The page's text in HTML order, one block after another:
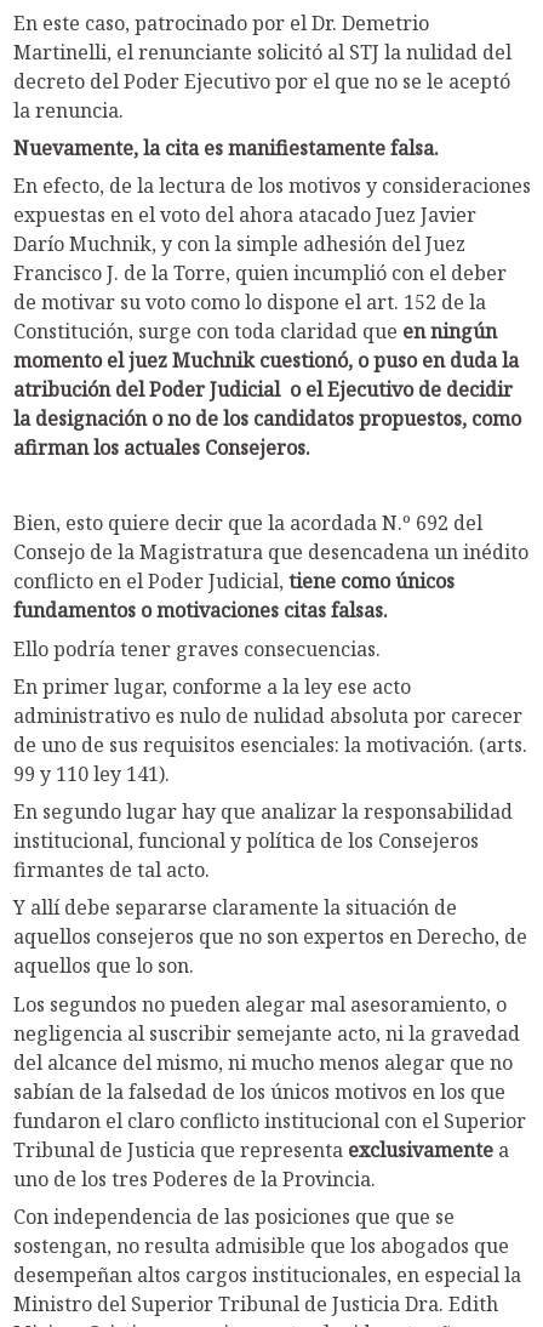
En este caso, patrocinado por el Dr. Demetrio
Martinelli, el renunciante solicitó al STJ la nulidad del
decreto del Poder Ejecutivo por el que no se le aceptó
la renuncia.
Nuevamente, la cita es manifiestamente falsa.
En efecto, de la lectura de los motivos y consideraciones
expuestas en el voto del ahora atacado Juez Javier
Darío Muchnik, y con la simple adhesión del Juez
Francisco J. de la Torre, quien incumplió con el deber
de motivar su voto como lo dispone el art. 152 de la
Constitución, surge con toda claridad que en ningún
momento el juez Muchnik cuestionó, o puso en duda la
atribución del Poder Judicial o el Ejecutivo de decidir
la designación o no de los candidatos propuestos, como
afirman los actuales Consejeros.
Bien, esto quiere decir que la acordada N.º 692 del
Consejo de la Magistratura que desencadena un inédito
conflicto en el Poder Judicial, tiene como únicos
fundamentos o motivaciones citas falsas.
Ello podría tener graves consecuencias.
En primer lugar, conforme a la ley ese acto
administrativo es nulo de nulidad absoluta por carecer
de uno de sus requisitos esenciales: la motivación. (arts.
99 y 110 ley 141).
En segundo lugar hay que analizar la responsabilidad
institucional, funcional y política de los Consejeros
firmantes de tal acto.
Y allí debe separarse claramente la situación de
aquellos consejeros que no son expertos en Derecho, de
aquellos que lo son.
Los segundos no pueden alegar mal asesoramiento, o
negligencia al suscribir semejante acto, ni la gravedad
del alcance del mismo, ni mucho menos alegar que no
sabían de la falsedad de los únicos motivos en los que
fundaron el claro conflicto institucional con el Superior
Tribunal de Justicia que representaexclusivamentea
uno de los tres Poderes de la Provincia.
Con independencia de las posiciones que que se
sostengan, no resulta admisible que los abogados que
desempeñan altos cargos institucionales, en especial la
Ministro del Superior Tribunal de Justicia Dra. Edith